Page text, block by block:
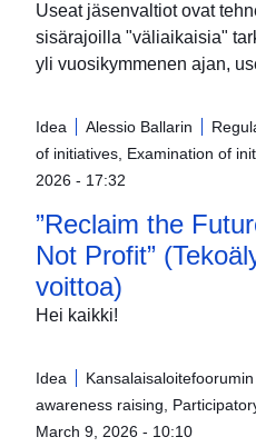
Useat jäsenvaltiot ovat
sisärajoilla "väliaikaisia"
yli vuosikymmenen ajan,
Idea Alessio Ballarin
of initiatives, Examination of
2026 - 17:32
”Reclaim the
Not Profit”
voittoa)
Hei kaikki!
Idea
awareness raising,
March 9, 2026 - 10:10